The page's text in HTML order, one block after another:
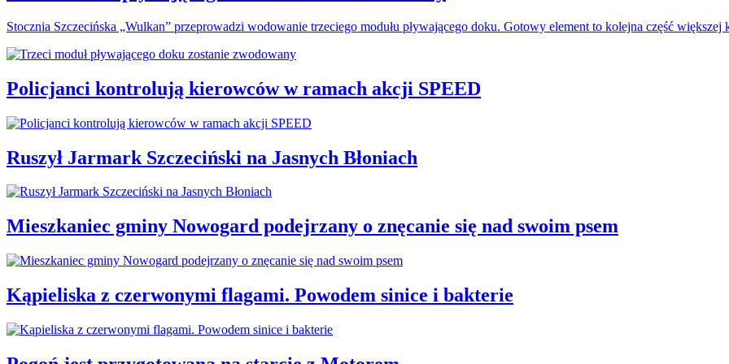
Stocznia Szczecińska „Wulkan” przeprowadzi wodowanie trzeciego modułu pływającego doku. Gotowy element to kolejna część
Policjanci kontrolują kierowców w ramach akcji SPEED
Ruszył Jarmark Szczeciński na Jasnych Błoniach
Mieszkaniec gminy Nowogard podejrzany o znęcanie się nad swoim psem
Kąpieliska z czerwonymi flagami. Powodem sinice i bakterie